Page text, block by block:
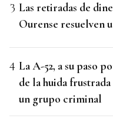
Las retiradas de
Ourense resuelven
La A-52, a su paso
de la huida
un grupo criminal